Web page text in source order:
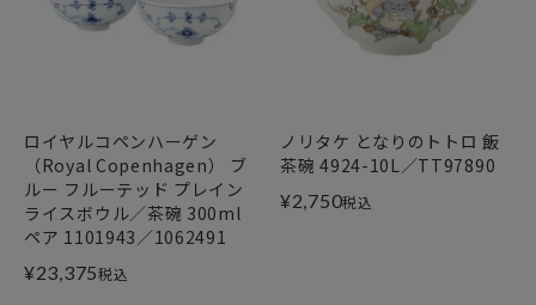
ロイヤルコペンハーゲン
（Royal Copenhagen） ブ
ルー フルーテッド プレイン
ライスボウル／茶碗 300ml
ペア 1101943／1062491
¥23,375税込
ノリタケ となりのトトロ 飯
茶碗 4924-10L／TT97890
¥2,750税込